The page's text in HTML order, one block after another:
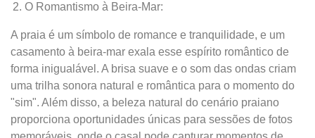
O Romantismo à Beira-Mar:
A praia é um símbolo de romance e tranquilidade, e um
casamento à beira-mar exala esse espírito romântico de
forma inigualável. A brisa suave e o som das ondas criam
uma trilha sonora natural e romântica para o momento do
"sim". Além disso, a beleza natural do cenário praiano
proporciona oportunidades únicas para sessões de fotos